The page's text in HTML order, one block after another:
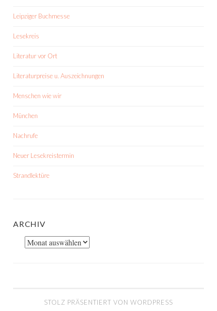
Leipziger Buchmesse
Lesekreis
Literatur vor Ort
Literaturpreise u. Auszeichnungen
Menschen wie wir
München
Nachrufe
Neuer Lesekreistermin
Strandlektüre
ARCHIV
Archiv
STOLZ PRÄSENTIERT VON WORDPRESS